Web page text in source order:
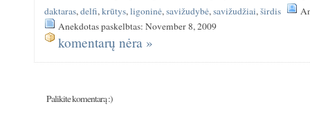
daktaras,delfi,krūtys,ligoninė,savižudybė,savižudžiai,širdis
Anekdotas paskelbtas: November 8, 2009
komentarų nėra »
Palikite komentarą :)